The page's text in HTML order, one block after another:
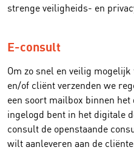
strenge veiligheids- en
E-consult
Om zo snel en veilig
en/of cliënt verzenden we
een soort mailbox binnen
ingelogd bent in het digitale
consult de openstaande
wilt aanleveren aan de